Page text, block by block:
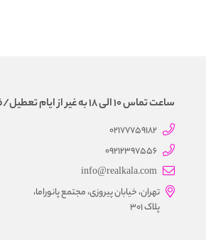
ساعت تماس 10 الی 18 به غیر از ایام تعطیل/فروش و تحویل حضوری نداریم
02177759182
09212397556
info@realkala.com
تهران، خیابان پیروزی، مجتمع پانوراما،
پلاک 301